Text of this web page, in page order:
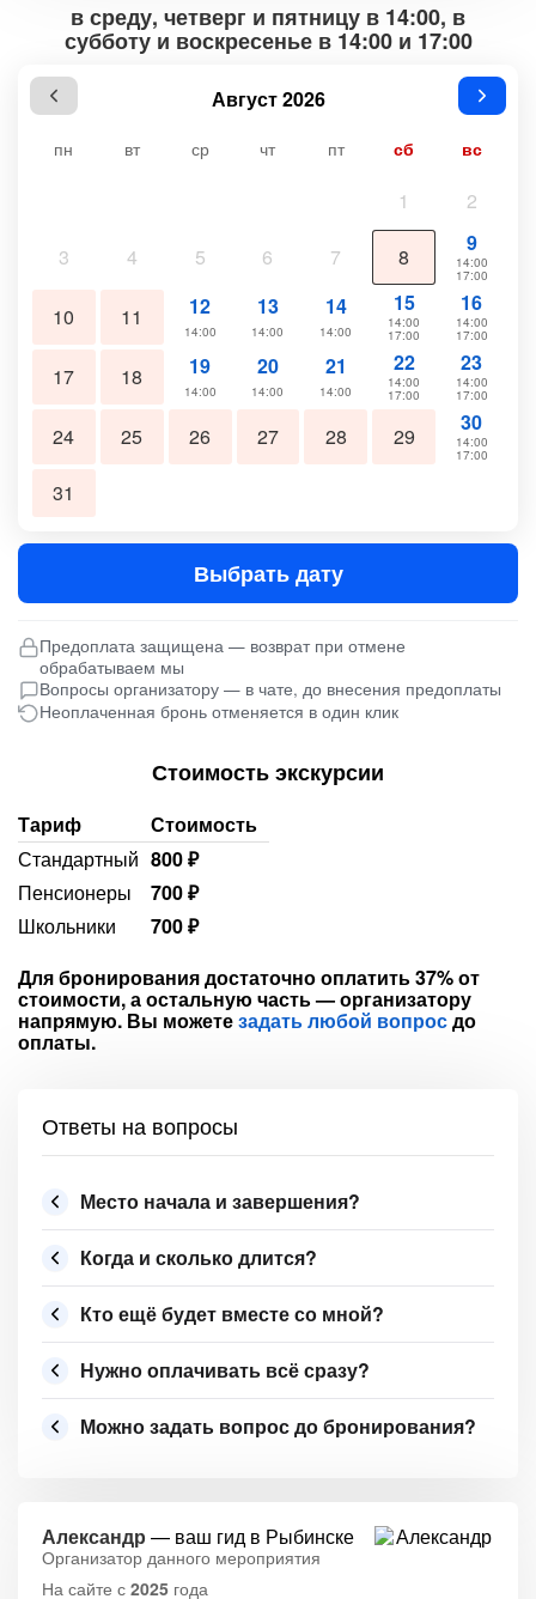
в среду, четверг и пятницу в 14:00, в
субботу и воскресенье в 14:00 и 17:00
Август 2026
пн вт ср чт пт сб вс
1 2
3 4 5 6 7 8
9
14:00
17:00
10 11 12
14:00
13
14:00
14
14:00
15
14:00
17:00
16
14:00
17:00
17 18 19
14:00
20
14:00
21
14:00
22
14:00
17:00
23
14:00
17:00
24 25 26 27 28 29
30
14:00
17:00
31
Выбрать дату
Предоплата защищена — возврат при отмене
обрабатываем мы
Вопросы организатору — в чате, до внесения предоплаты
Неоплаченная бронь отменяется в один клик
Стоимость экскурсии
Тариф
Стоимость
Стандартный 800 ₽
Пенсионеры
700 ₽
Школьники
700 ₽
Для бронирования достаточно оплатить 37% от
стоимости, а остальную часть — организатору
напрямую. Вы можетезадать любой вопросдо
оплаты.
Ответы на вопросы
Место начала и завершения?
Когда и сколько длится?
Кто ещё будет вместе со мной?
Нужно оплачивать всё сразу?
Можно задать вопрос до бронирования?
Александр — ваш гид в Рыбинске
Организатор данного мероприятия
На сайте с 2025 года